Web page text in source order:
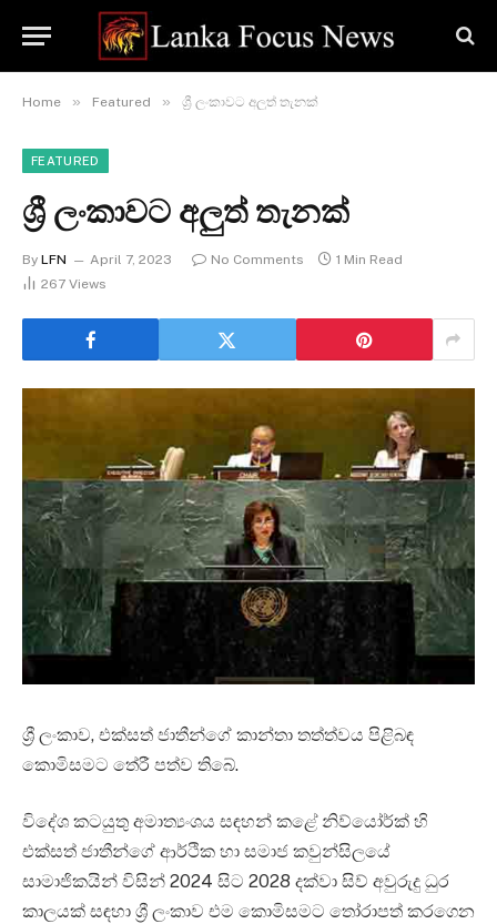
Home » Featured » ශ්‍රී ලංකාවට අලුත් තැනක්
FEATURED
ශ්‍රී ලංකාවට අලුත් තැනක්
By LFN April 7, 2023 No Comments
1 Min Read
267 Views
ශ්‍රී ලංකාව, එක්සත් ජාතීන්ගේ කාන්තා තත්ත්වය පිළිබඳ
කොමිසමට තේරී පත්ව තිබේ.
විදේශ කටයුතු අමාත්‍යංශය සඳහන් කළේ නිව්යෝර්ක් හි
එක්සත් ජාතීන්ගේ ආර්ථික හා සමාජ කවුන්සිලයේ
සාමාජිකයින් විසින් 2024 සිට 2028 දක්වා සිව් අවුරුදු ධුර
කාලයක් සඳහා ශ්‍රී ලංකාව එම කොමිසමට තෝරාපත් කරගෙන